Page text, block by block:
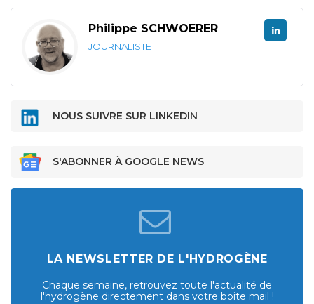
Philippe SCHWOERER
JOURNALISTE
NOUS SUIVRE SUR LINKEDIN
S'ABONNER À GOOGLE NEWS
LA NEWSLETTER DE L'HYDROGÈNE
Chaque semaine, retrouvez toute l'actualité de
l'hydrogène directement dans votre boite mail !